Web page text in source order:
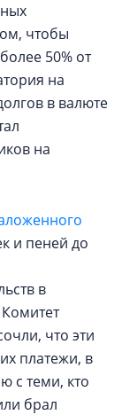
чтобы
50% от
на
в валюте
на
и пеней до
в
что эти
платежи, в
с теми, кто
брал